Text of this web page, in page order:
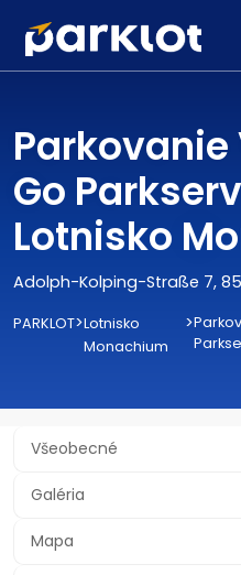
Go
Lotnisko
Adolph-Kolping-Straße 7,
PARKLOT>Lotnisko
Monachium
>
Všeobecné
Galéria
Mapa